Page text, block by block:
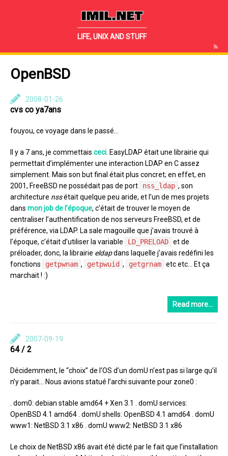
IMIL.NET
LIFE, UNIX AND STUFF
OpenBSD
2008-01-26
cvs co ya7ans
fouyou, ce voyage dans le passé…
Il y a 7 ans, je commettais ceci . EasyLDAP était une librairie qui
permettait d’implémenter une interaction LDAP en C assez
simplement. Mais son but final était plus concret; en effet, en
2001, FreeBSD ne possédait pas de port
nss_ldap , son
architecture nssétait quelque peu aride, et l’un de mes projets
dans mon job de l’époque, c’était de trouver le moyen de
centraliser l’authentification de nos serveurs FreeBSD, et de
préférence, via LDAP. La sale magouille que j’avais trouvé à
l’époque, c’était d’utiliser la variable
LD_PRELOAD et de
préloader, donc, la librairie eldapdans laquelle j’avais redéfini les
fonctions
getpwnam , getpwuid , getgrnam etc etc… Et ça
marchait ! :)
Read more…
2007-09-19
64 / 2
Décidemment, le “choix” de l’OS d’un domU n’est pas si large qu’il
n’y parait… Nous avions statué l’archi suivante pour zone0 :
. dom0: debian stable amd64 + Xen 3.1 . domU services:
OpenBSD 4.1 amd64 . domU shells: OpenBSD 4.1 amd64 . domU
www1: NetBSD 3.1 x86 . domU www2: NetBSD 3.1 x86
Le choix de NetBSD x86 avait été dicté par le fait que l’installation